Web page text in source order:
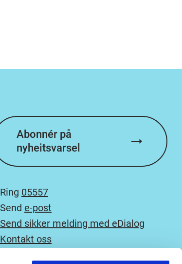
Abonnér på
nyheitsvarsel
Ring 05557
Send e-post
Send sikker melding med eDialog
Kontakt oss